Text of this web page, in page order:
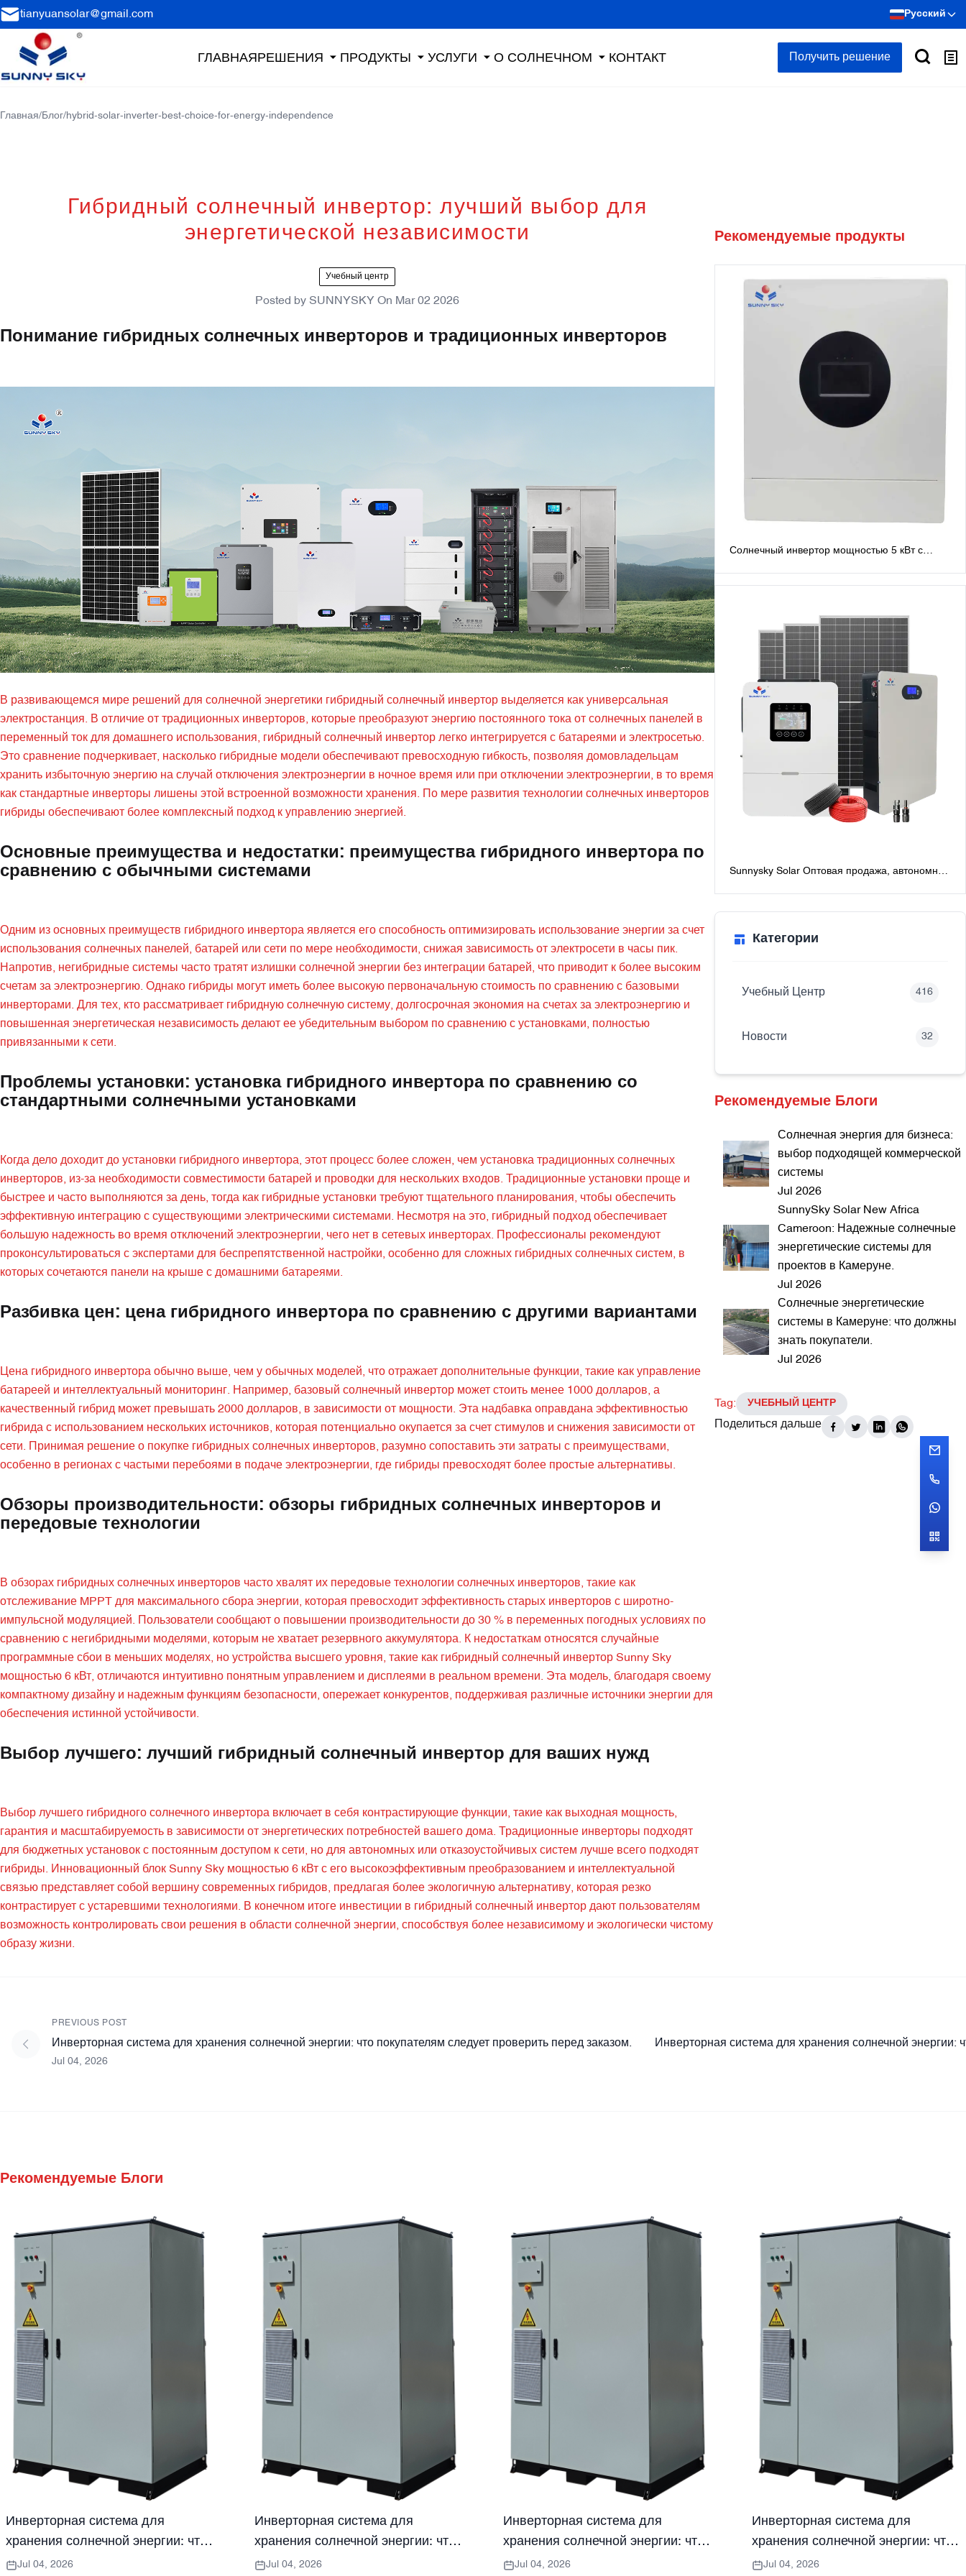
tianyuansolar@gmail.com Русский
ГЛАВНАЯРЕШЕНИЯ ПРОДУКТЫ УСЛУГИ О СОЛНЕЧНОМ КОНТАКТ Получить решение
Главная/Блог/hybrid-solar-inverter-best-choice-for-energy-independence
Гибридный солнечный инвертор: лучший выбор для
энергетической независимости
Учебный центр
Posted by SUNNYSKY On Mar 02 2026
Понимание гибридных солнечных инверторов и традиционных инверторов
В развивающемся мире решений для солнечной энергетики гибридный солнечный инвертор выделяется как универсальная
электростанция. В отличие от традиционных инверторов, которые преобразуют энергию постоянного тока от солнечных панелей в
переменный ток для домашнего использования, гибридный солнечный инвертор легко интегрируется с батареями и электросетью.
Это сравнение подчеркивает, насколько гибридные модели обеспечивают превосходную гибкость, позволяя домовладельцам
хранить избыточную энергию на случай отключения электроэнергии в ночное время или при отключении электроэнергии, в то время
как стандартные инверторы лишены этой встроенной возможности хранения. По мере развития технологии солнечных инверторов
гибриды обеспечивают более комплексный подход к управлению энергией.
Основные преимущества и недостатки: преимущества гибридного инвертора по
сравнению с обычными системами
Одним из основных преимуществ гибридного инвертора является его способность оптимизировать использование энергии за счет
использования солнечных панелей, батарей или сети по мере необходимости, снижая зависимость от электросети в часы пик.
Напротив, негибридные системы часто тратят излишки солнечной энергии без интеграции батарей, что приводит к более высоким
счетам за электроэнергию. Однако гибриды могут иметь более высокую первоначальную стоимость по сравнению с базовыми
инверторами. Для тех, кто рассматривает гибридную солнечную систему, долгосрочная экономия на счетах за электроэнергию и
повышенная энергетическая независимость делают ее убедительным выбором по сравнению с установками, полностью
привязанными к сети.
Проблемы установки: установка гибридного инвертора по сравнению со
стандартными солнечными установками
Когда дело доходит до установки гибридного инвертора, этот процесс более сложен, чем установка традиционных солнечных
инверторов, из-за необходимости совместимости батарей и проводки для нескольких входов. Традиционные установки проще и
быстрее и часто выполняются за день, тогда как гибридные установки требуют тщательного планирования, чтобы обеспечить
эффективную интеграцию с существующими электрическими системами. Несмотря на это, гибридный подход обеспечивает
большую надежность во время отключений электроэнергии, чего нет в сетевых инверторах. Профессионалы рекомендуют
проконсультироваться с экспертами для беспрепятственной настройки, особенно для сложных гибридных солнечных систем, в
которых сочетаются панели на крыше с домашними батареями.
Разбивка цен: цена гибридного инвертора по сравнению с другими вариантами
Цена гибридного инвертора обычно выше, чем у обычных моделей, что отражает дополнительные функции, такие как управление
батареей и интеллектуальный мониторинг. Например, базовый солнечный инвертор может стоить менее 1000 долларов, а
качественный гибрид может превышать 2000 долларов, в зависимости от мощности. Эта надбавка оправдана эффективностью
гибрида с использованием нескольких источников, которая потенциально окупается за счет стимулов и снижения зависимости от
сети. Принимая решение о покупке гибридных солнечных инверторов, разумно сопоставить эти затраты с преимуществами,
особенно в регионах с частыми перебоями в подаче электроэнергии, где гибриды превосходят более простые альтернативы.
Обзоры производительности: обзоры гибридных солнечных инверторов и
передовые технологии
В обзорах гибридных солнечных инверторов часто хвалят их передовые технологии солнечных инверторов, такие как
отслеживание MPPT для максимального сбора энергии, которая превосходит эффективность старых инверторов с широтно-
импульсной модуляцией. Пользователи сообщают о повышении производительности до 30 % в переменных погодных условиях по
сравнению с негибридными моделями, которым не хватает резервного аккумулятора. К недостаткам относятся случайные
программные сбои в меньших моделях, но устройства высшего уровня, такие как гибридный солнечный инвертор Sunny Sky
мощностью 6 кВт, отличаются интуитивно понятным управлением и дисплеями в реальном времени. Эта модель, благодаря своему
компактному дизайну и надежным функциям безопасности, опережает конкурентов, поддерживая различные источники энергии для
обеспечения истинной устойчивости.
Выбор лучшего: лучший гибридный солнечный инвертор для ваших нужд
Выбор лучшего гибридного солнечного инвертора включает в себя контрастирующие функции, такие как выходная мощность,
гарантия и масштабируемость в зависимости от энергетических потребностей вашего дома. Традиционные инверторы подходят
для бюджетных установок с постоянным доступом к сети, но для автономных или отказоустойчивых систем лучше всего подходят
гибриды. Инновационный блок Sunny Sky мощностью 6 кВт с его высокоэффективным преобразованием и интеллектуальной
связью представляет собой вершину современных гибридов, предлагая более экологичную альтернативу, которая резко
контрастирует с устаревшими технологиями. В конечном итоге инвестиции в гибридный солнечный инвертор дают пользователям
возможность контролировать свои решения в области солнечной энергии, способствуя более независимому и экологически чистому
образу жизни.
Рекомендуемые продукты
Солнечный инвертор мощностью 5 кВт с
Sunnysky Solar Оптовая продажа, автономная
системы с батареями
Категории
Учебный Центр 416
Новости 32
Рекомендуемые Блоги
Солнечная энергия для бизнеса:
выбор подходящей коммерческой
системы
Jul 2026
SunnySky Solar New Africa
Cameroon: Надежные солнечные
энергетические системы для
проектов в Камеруне.
Jul 2026
Солнечные энергетические
системы в Камеруне: что должны
знать покупатели.
Jul 2026
Tag: УЧЕБНЫЙ ЦЕНТР
Поделиться дальше
PREVIOUS POST
Инверторная система для хранения солнечной энергии: что покупателям следует проверить перед заказом.
Jul 04, 2026
Инверторная система для хранения солнечной энергии:
Рекомендуемые Блоги
Инверторная система для
хранения солнечной энергии: что
покупателям следует уточнить в
Jul 04, 2026
Инверторная система для
хранения солнечной энергии: что
должны знать покупатели.
Jul 04, 2026
Инверторная система для
хранения солнечной энергии: что
должны знать покупатели.
Jul 04, 2026
Инверторная система для
хранения солнечной энергии: что
покупателям следует проверить
Jul 04, 2026